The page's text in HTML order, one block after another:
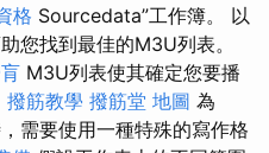
格 Sourcedata”工作簿。 以
您找到最佳的M3U列表。
M3U列表使其確定您要播
撥筋教學 撥筋堂 地圖 為
需要使用一種特殊的寫作格